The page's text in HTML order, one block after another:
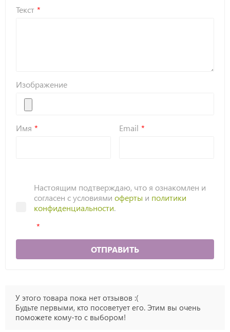
Текст
Изображение
Имя Email
Настоящим подтверждаю, что я ознакомлен и
согласен с условиями оферты и политики
конфиденциальности.
ОТПРАВИТЬ
У этого товара пока нет отзывов :(
Будьте первыми, кто посоветует его. Этим вы очень
поможете кому-то с выбором!